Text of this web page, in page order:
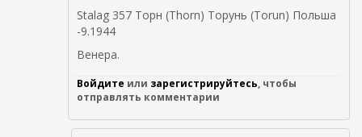
Stalag 357 Торн (Thorn) Торунь (Torun) Польша
-9.1944
Венера.
Войдите или зарегистрируйтесь, чтобы
отправлять комментарии